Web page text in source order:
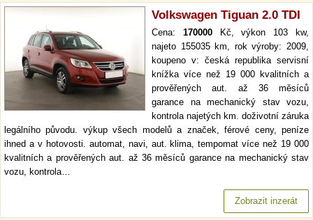
Volkswagen Tiguan 2.0 TDI
Cena: 170000Kč, výkon 103 kw,
najeto 155035 km, rok výroby: 2009,
koupeno v: česká republika servisní
knížka více než 19 000 kvalitních a
prověřených aut. až 36 měsíců
garance na mechanický stav vozu,
kontrola najetých km. doživotní záruka
legálního původu. výkup všech modelů a značek, férové ceny, peníze
ihned a v hotovosti. automat, navi, aut. klima, tempomat více než 19 000
kvalitních a prověřených aut. až 36 měsíců garance na mechanický stav
vozu, kontrola…
Zobrazit inzerát